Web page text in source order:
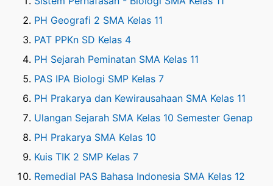
PH Geografi 2 SMA Kelas 11
PAT PPKn SD Kelas 4
PH Sejarah Peminatan SMA Kelas 11
PAS IPA Biologi SMP Kelas 7
PH Prakarya dan Kewirausahaan SMA Kelas 11
Ulangan Sejarah SMA Kelas 10 Semester Genap
PH Prakarya SMA Kelas 10
Kuis TIK 2 SMP Kelas 7
Remedial PAS Bahasa Indonesia SMA Kelas 12